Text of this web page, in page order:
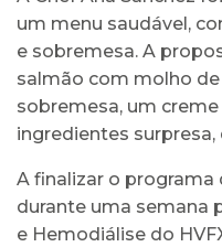
um menu saudável,
e sobremesa. A
salmão com molho
sobremesa, um
ingredientes
A finalizar o programa
durante uma semana
e Hemodiálise do